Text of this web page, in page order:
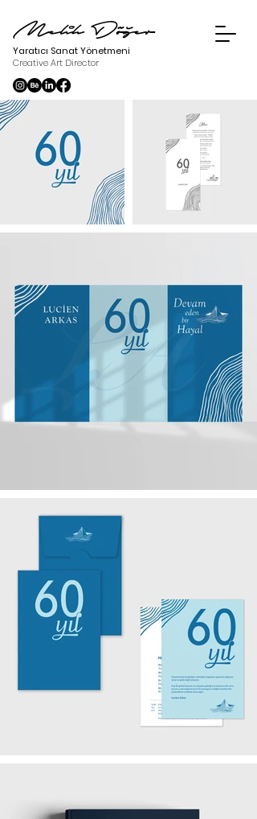
Melih Döğer
Yaratıcı Sanat Yönetmeni
Creative Art Director